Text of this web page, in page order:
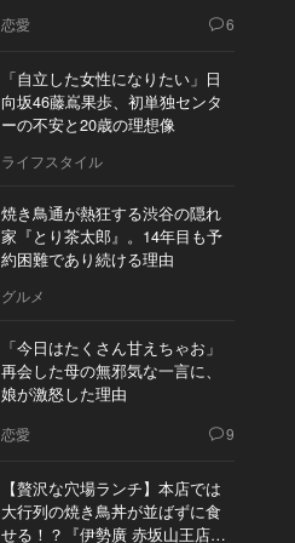
恋愛 6
「自立した女性になりたい」日
向坂46藤嶌果歩、初単独センタ
ーの不安と20歳の理想像
ライフスタイル
焼き鳥通が熱狂する渋谷の隠れ
家『とり茶太郎』。14年目も予
約困難であり続ける理由
グルメ
「今日はたくさん甘えちゃお」
再会した母の無邪気な一言に、
娘が激怒した理由
恋愛 9
【贅沢な穴場ランチ】本店では
大行列の焼き鳥丼が並ばずに食
せる！？『伊勢廣 赤坂山王店』